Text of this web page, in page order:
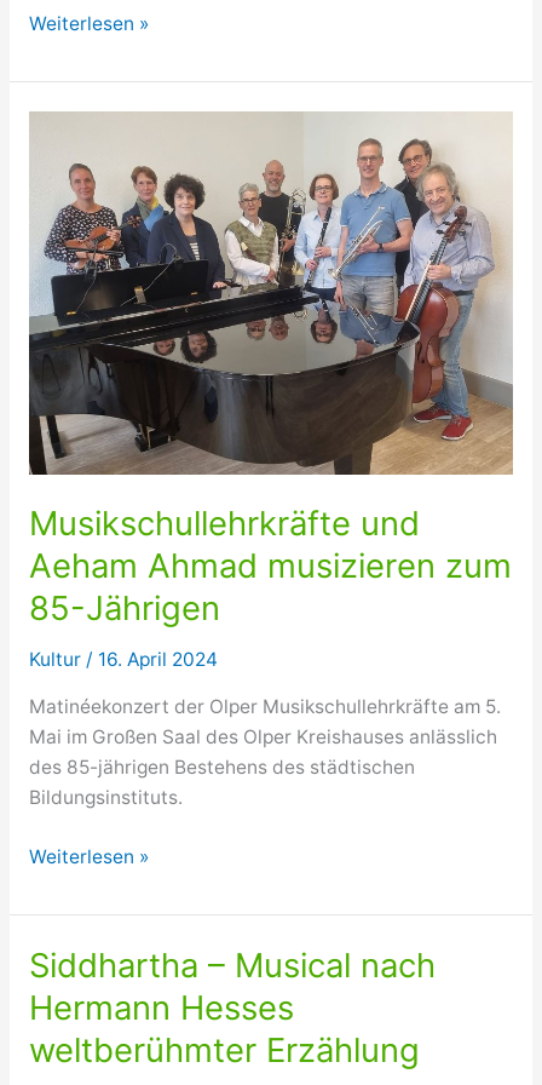
„Und
wir
alle
Weiterlesen »
Musikschullehrkräfte und
Aeham Ahmad musizieren zum
85-Jährigen
Kultur/ 16. April 2024
Matinéekonzert der Olper Musikschullehrkräfte am 5.
Mai im Großen Saal des Olper Kreishauses anlässlich
des 85-jährigen Bestehens des städtischen
Bildungsinstituts.
Musikschullehrkräfte
Aeham
musizieren
zum
Jährigen
Weiterlesen »
Siddhartha – Musical nach
Hermann Hesses
weltberühmter Erzählung